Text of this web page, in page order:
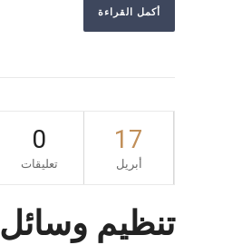
أكمل القراءة
17
أبريل
0
تعليقات
تنظيم وسائل